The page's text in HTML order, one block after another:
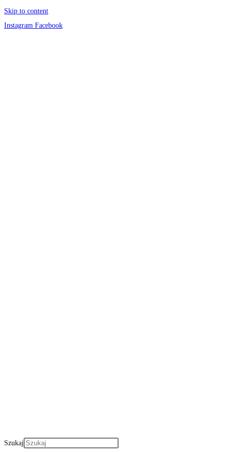
Skip to content
Instagram Facebook
Szukaj